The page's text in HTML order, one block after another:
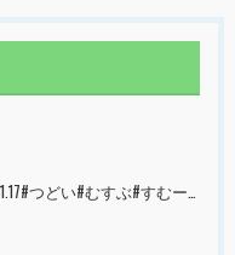
#阪神淡路大震災#1.17#つどい#むすぶ#すむーず#西宮市#甲子園